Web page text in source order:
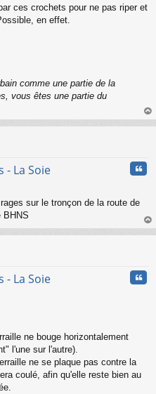
ces crochets pour ne pas riper et
en effet.
comme une partie de la
vous êtes une partie du
au
- La Soie
sur le tronçon de la route de
BHNS
au
- La Soie
ne bouge horizontalement
l'une sur l'autre).
ne se plaque pas contre la
coulé, afin qu'elle reste bien au